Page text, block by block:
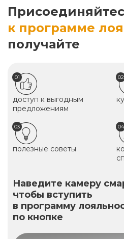
к программе
получайте
01
доступ к выгодным
предложениям
02
03
полезные советы
04
Наведите камеру
чтобы вступить
в программу
по кнопке